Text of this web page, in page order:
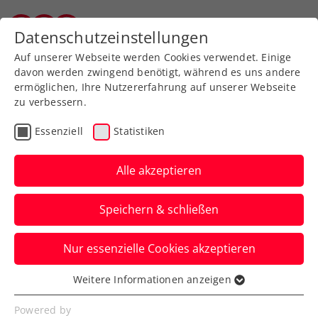
Geschäftsstelle
Wiener Tennisverband
Datenschutzeinstellungen
Auf unserer Webseite werden Cookies verwendet. Einige
davon werden zwingend benötigt, während es uns andere
ermöglichen, Ihre Nutzererfahrung auf unserer Webseite
zu verbessern.
Essenziell Statistiken
Alle akzeptieren
Speichern & schließen
Nur essenzielle Cookies akzeptieren
Essenziell
Essenzielle Cookies werden für grundlegende
Weitere Informationen anzeigen
Powered by